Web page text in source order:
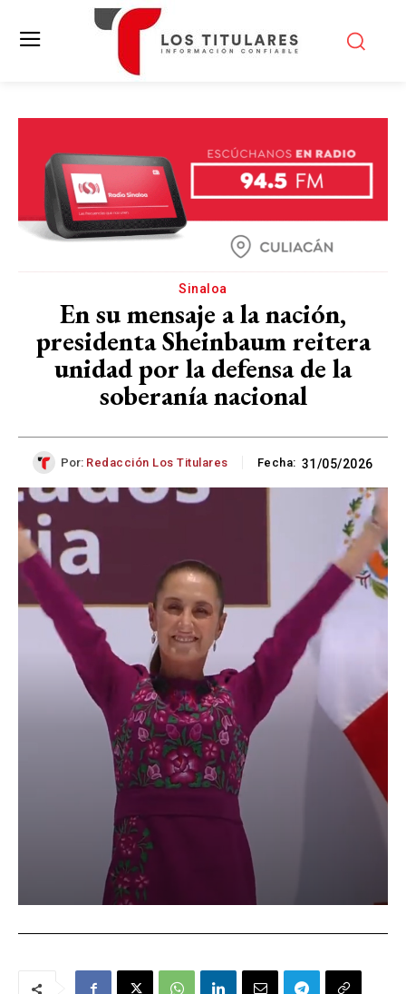
Sinaloa
En su mensaje a la nación,
presidenta Sheinbaum reitera
unidad por la defensa de la
soberanía nacional
Por: Redacción Los Titulares Fecha: 31/05/2026